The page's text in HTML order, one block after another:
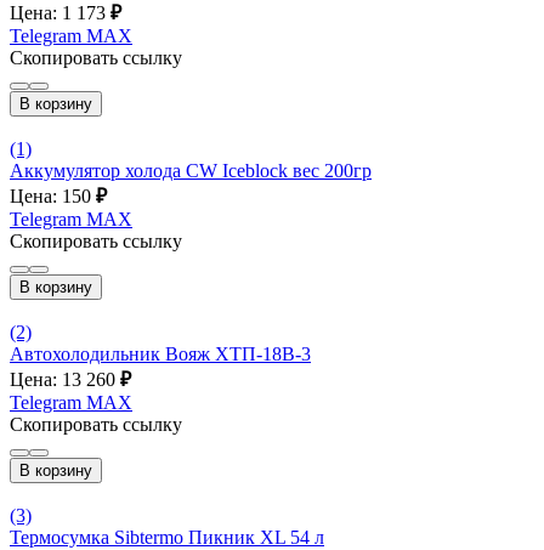
Цена: 1 173 ₽
Telegram MAX
Скопировать ссылку
В корзину
(1)
Аккумулятор холода CW Iceblock вес 200гр
Цена: 150 ₽
Telegram MAX
Скопировать ссылку
В корзину
(2)
Автохолодильник Вояж ХТП-18В-3
Цена: 13 260 ₽
Telegram MAX
Скопировать ссылку
В корзину
(3)
Термосумка Sibtermo Пикник XL 54 л